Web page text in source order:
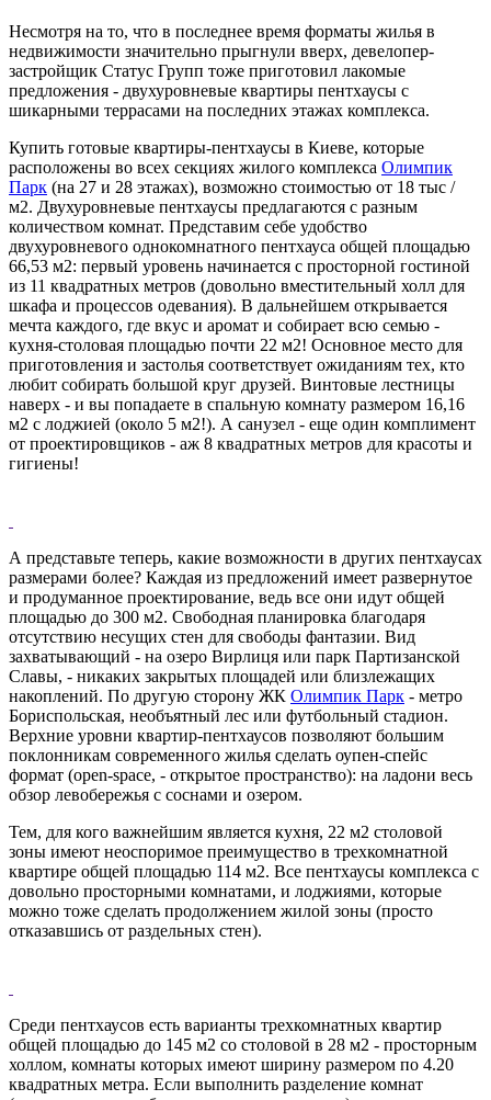
Несмотря на то, что в последнее время форматы жилья в
недвижимости значительно прыгнули вверх, девелопер-
застройщик Статус Групп тоже приготовил лакомые
предложения - двухуровневые квартиры пентхаусы с
шикарными террасами на последних этажах комплекса.
Купить готовые квартиры-пентхаусы в Киеве, которые
расположены во всех секциях жилого комплекса Олимпик
Парк (на 27 и 28 этажах), возможно стоимостью от 18 тыс /
м2. Двухуровневые пентхаусы предлагаются с разным
количеством комнат. Представим себе удобство
двухуровневого однокомнатного пентхауса общей площадью
66,53 м2: первый уровень начинается с просторной гостиной
из 11 квадратных метров (довольно вместительный холл для
шкафа и процессов одевания). В дальнейшем открывается
мечта каждого, где вкус и аромат и собирает всю семью -
кухня-столовая площадью почти 22 м2! Основное место для
приготовления и застолья соответствует ожиданиям тех, кто
любит собирать большой круг друзей. Винтовые лестницы
наверх - и вы попадаете в спальную комнату размером 16,16
м2 с лоджией (около 5 м2!). А санузел - еще один комплимент
от проектировщиков - аж 8 квадратных метров для красоты и
гигиены!
А представьте теперь, какие возможности в других пентхаусах
размерами более? Каждая из предложений имеет развернутое
и продуманное проектирование, ведь все они идут общей
площадью до 300 м2. Свободная планировка благодаря
отсутствию несущих стен для свободы фантазии. Вид
захватывающий - на озеро Вирлиця или парк Партизанской
Славы, - никаких закрытых площадей или близлежащих
накоплений. По другую сторону ЖК Олимпик Парк - метро
Бориспольская, необъятный лес или футбольный стадион.
Верхние уровни квартир-пентхаусов позволяют большим
поклонникам современного жилья сделать оупен-спейс
формат (open-space, - открытое пространство): на ладони весь
обзор левобережья с соснами и озером.
Тем, для кого важнейшим является кухня, 22 м2 столовой
зоны имеют неоспоримое преимущество в трехкомнатной
квартире общей площадью 114 м2. Все пентхаусы комплекса с
довольно просторными комнатами, и лоджиями, которые
можно тоже сделать продолжением жилой зоны (просто
отказавшись от раздельных стен).
Среди пентхаусов есть варианты трехкомнатных квартир
общей площадью до 145 м2 со столовой в 28 м2 - просторным
холлом, комнаты которых имеют ширину размером по 4.20
квадратных метра. Если выполнить разделение комнат